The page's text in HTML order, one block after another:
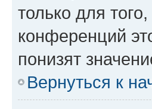
только для
конференций
понизят
Вернуться к